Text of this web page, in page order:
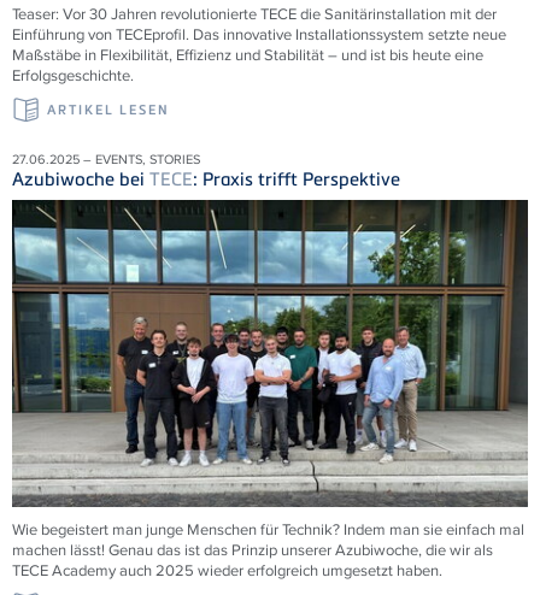
Teaser: Vor 30 Jahren revolutionierteTECEdie Sanitärinstallation mit der
Einführung vonTECEprofil. Das innovative Installationssystem setzte neue
Maßstäbe in Flexibilität, Effizienz und Stabilität – und ist bis heute eine
Erfolgsgeschichte.
ARTIKEL LESEN
27.06.2025 – EVENTS, STORIES
Azubiwoche bei TECE: Praxis trifft Perspektive
Wie begeistert man junge Menschen für Technik? Indem man sie einfach mal
machen lässt! Genau das ist das Prinzip unserer Azubiwoche, die wir als
TECEAcademy auch 2025 wieder erfolgreich umgesetzt haben.